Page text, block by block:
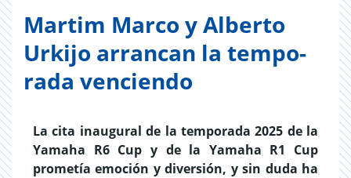
Mar­tim Marco y Al­berto
Urk­ijo ar­ran­can la tem­po­
rada ven­ciendo
La cita inaugural de la temporada 2025 de la
Yamaha R6 Cup y de la Yamaha R1 Cup
prometía emoción y diversión, y sin duda ha